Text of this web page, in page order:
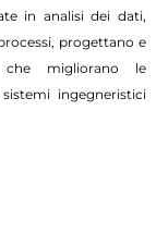
in analisi dei dati,
progettano e
che migliorano le
ingegneristici